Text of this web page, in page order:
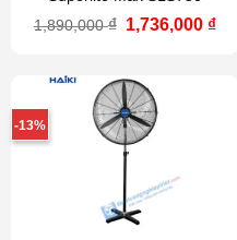
1,890,000₫ Giá
1,890,000 ₫.
1,736,000 ₫Giá
-13%